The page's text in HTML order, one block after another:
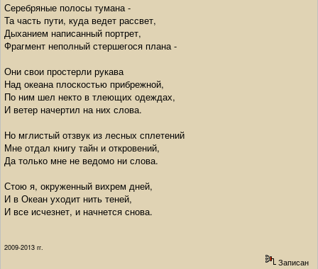
Серебряные полосы тумана -
Та часть пути, куда ведет рассвет,
Дыханием написанный портрет,
Фрагмент неполный стершегося плана -
Они свои простерли рукава
Над океана плоскостью прибрежной,
По ним шел некто в тлеющих одеждах,
И ветер начертил на них слова.
Но мглистый отзвук из лесных сплетений
Мне отдал книгу тайн и откровений,
Да только мне не ведомо ни слова.
Стою я, окруженный вихрем дней,
И в Океан уходит нить теней,
И все исчезнет, и начнется снова.
2009-2013 гг.
Записан